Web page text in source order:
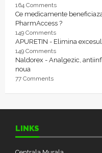
164 Comments
Ce medicamente
PharmAccess ?
149 Comments
APURETIN - Elimina
149 Comments
Naldorex - Analgezic,
noua
77 Comments
LINKS